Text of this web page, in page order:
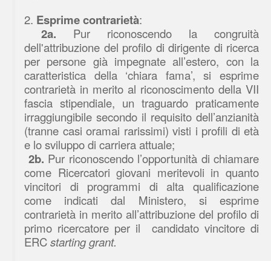
2. Esprimecontrarietà:
2a. Pur riconoscendo la congruità
dell'attribuzione del profilo di dirigente di ricerca
per persone già impegnate all’estero, con la
caratteristica della ‘chiara fama’, si esprime
contrarietà in merito al riconoscimento della VII
fascia stipendiale, un traguardo praticamente
irraggiungibile secondo il requisito dell’anzianità
(tranne casi oramai rarissimi) visti i profili di età
e lo sviluppo di carriera attuale;
2b. Pur riconoscendo l’opportunità di chiamare
come Ricercatori giovani meritevoli in quanto
vincitori di programmi di alta qualificazione
come indicati dal Ministero, si esprime
contrarietà in merito all’attribuzione del profilo di
primo ricercatore per il
candidato vincitore di
ERCstarting grant.